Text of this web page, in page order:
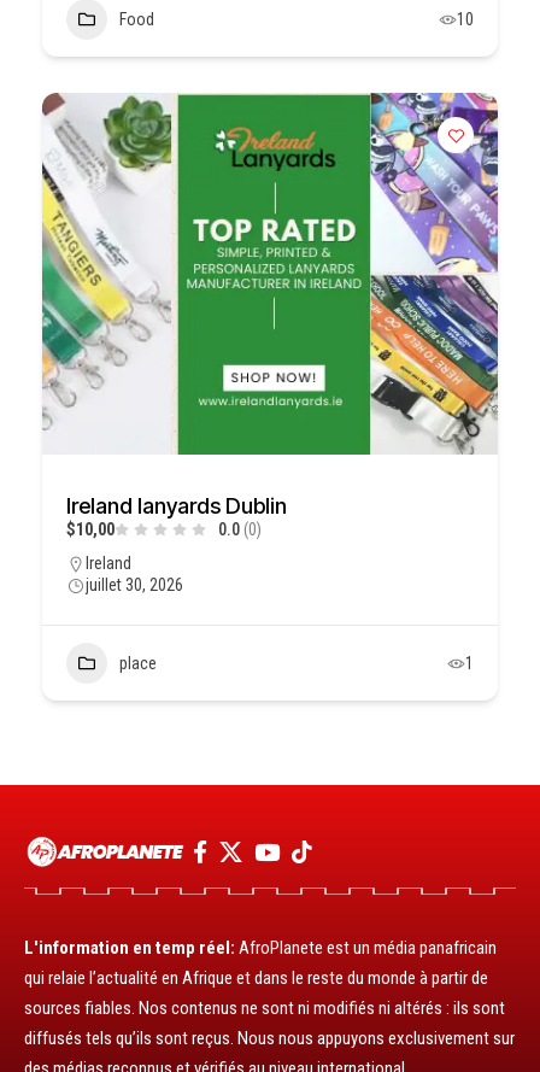
Food 10
Ireland lanyards Dublin
$10,00 0.0 (0)
Ireland
juillet 30, 2026
place 1
L'information en temp réel: AfroPlanete est un média panafricain
qui relaie l’actualité en Afrique et dans le reste du monde à partir de
sources fiables. Nos contenus ne sont ni modifiés ni altérés : ils sont
diffusés tels qu’ils sont reçus. Nous nous appuyons exclusivement sur